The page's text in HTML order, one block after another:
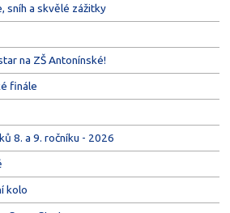
sníh a skvělé zážitky
na ZŠ Antonínské!
finále
8. a 9. ročníku - 2026
kolo